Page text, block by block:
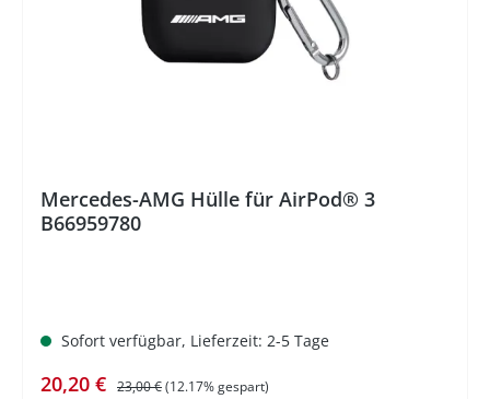
Mercedes-AMG Hülle für AirPod® 3
B66959780
Sofort verfügbar, Lieferzeit: 2-5 Tage
Verkaufspreis:
20,20 € Regulärer Preis:
23,00 €(12.17% gespart)